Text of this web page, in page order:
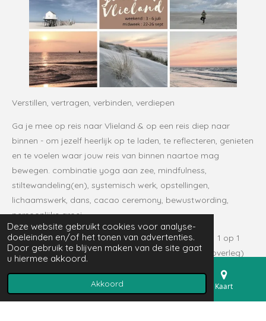
Deze website gebruikt cookies voor analyse-
doeleinden en/of het tonen van advertenties.
Door gebruik te blijven maken van de site gaat
u hiermee akkoord.
Akkoord
Verstillen, vertragen, verbinden, verdiepen
Ga je mee op reis naar Vlieland & op een reis diep naar
binnen - om jezelf heerlijk op te laden, te reflecteren, genieten
en te voelen waar jouw reis van binnen naartoe mag
bewegen. combinatie yoga aan zee, mindfulness,
stiltewandeling(en), systemisch werk, opstellingen,
lichaamswerk, dans, cacao ceremony, bewustwording,
persoonlijke groei
* Mindfulness retreat / retreat yourself Vlieland / 1 op 1
coach retreat - min 3 dagen / 2 overnachtingen in overleg)
© 2023 - 2026 Dans met het leven
Telefoonnummer Kaart